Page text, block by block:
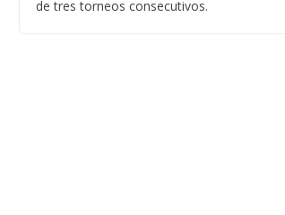
de tres torneos consecutivos.